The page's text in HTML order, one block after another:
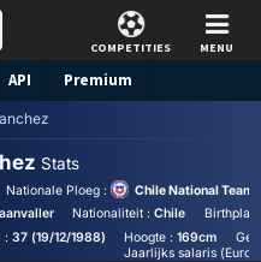
COMPETITIES MENU
API Premium
Stats
Nationale Ploeg :
Chile National Team
Nationaliteit :Chile
: 37 (19/12/1988) Hoogte :169cm
Jaarlijks salaris